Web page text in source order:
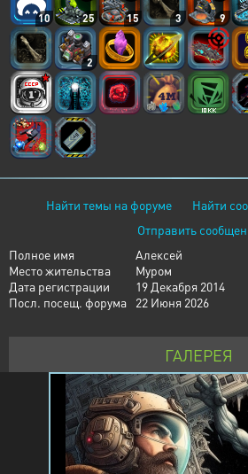
10 25 15 3 9
2
Найти темы на форуме
Найти
Отправить
Полное имя
Алексей
Место жительства
Муром
Дата регистрации
19 Декабря 2014
Посл. посещ. форума
22 Июня 2026
ГАЛЕРЕЯ